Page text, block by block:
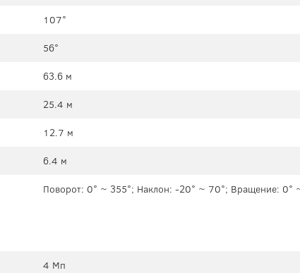
107°
56°
63.6 м
25.4 м
12.7 м
6.4 м
Поворот: 0° ~ 355°; Наклон: -20° ~ 70°; Вращение: 0°
4 Мп